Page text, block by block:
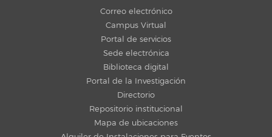
Correo electrónico
Campus Virtual
Portal de servicios
Sede electrónica
Biblioteca digital
Portal de la Investigación
Directorio
Repositorio institucional
Mapa de ubicaciones